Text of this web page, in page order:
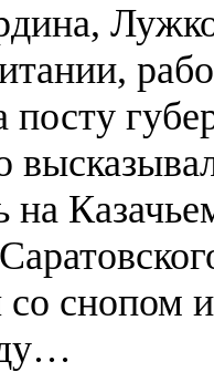
посту
на
снопом